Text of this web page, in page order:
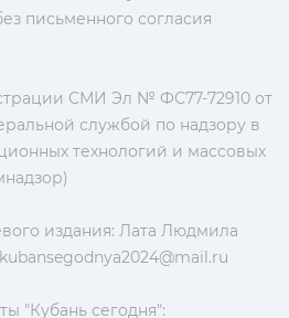
письменного согласия
СМИ Эл № ФС77-72910 от
службой по надзору в
технологий и массовых
издания: Лата Людмила
kubansegodnya2024@mail.ru
"Кубань сегодня":